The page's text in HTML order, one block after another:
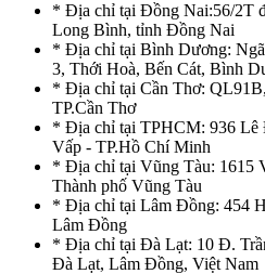
* Địa chỉ tại Đồng Nai:56/2T
Long Bình, tỉnh Đồng Nai
* Địa chỉ tại Bình Dương:
3, Thới Hoà, Bến Cát, Bình
* Địa chỉ tại Cần Thơ:
TP.Cần Thơ
* Địa chỉ tại TPHCM: 936 Lê
Vấp - TP.Hồ Chí Minh
* Địa chỉ tại Vũng Tàu: 1615
Thành phố Vũng Tàu
* Địa chỉ tại Lâm Đồng: 454
Lâm Đồng
* Địa chỉ tại Đà Lạt: 10 Đ.
Đà Lạt, Lâm Đồng, Việt Nam